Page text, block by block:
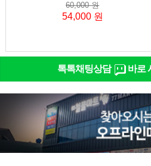
60,000 원
54,000 원
톡톡채팅상담 바로